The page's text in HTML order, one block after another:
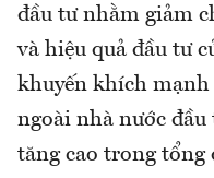
đầu tư nhằm giảm
và hiệu quả đầu tư
khuyến khích
ngoài nhà nước đầu
tăng cao trong tổng